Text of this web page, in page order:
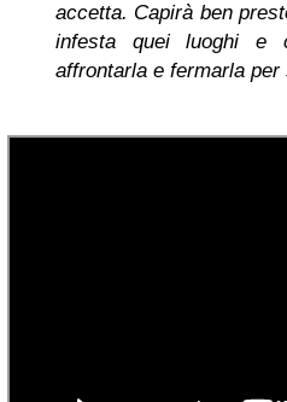
accetta. Capirà ben
infesta quei luoghi e
affrontarla e fermarla per